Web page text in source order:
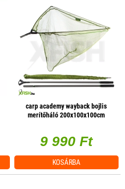
carp academy wayback bojlis
merítőháló 200x100x100cm
9 990 Ft
KOSÁRBA